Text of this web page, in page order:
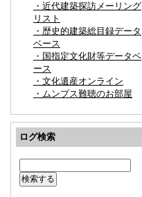
・近代建築探訪メーリング
リスト
・歴史的建築総目録データ
ベース
・国指定文化財等データベ
ース
・文化遺産オンライン
・ムンプス難聴のお部屋
ログ検索